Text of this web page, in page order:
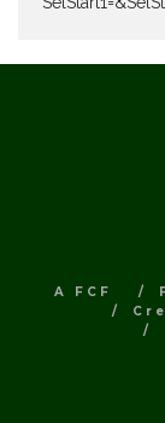
A FCF